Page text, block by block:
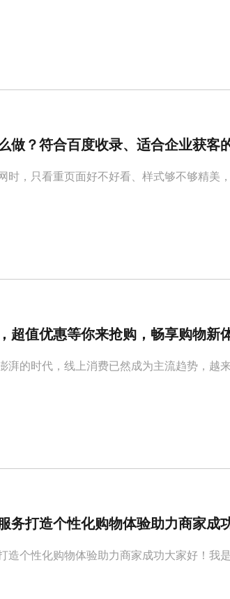
做？符合百度收录、适合企业获客
时，只看重页面好不好看、样式够不够精美
超值优惠等你来抢购，畅享购物新
湃的时代，线上消费已然成为主流趋势，越
务打造个性化购物体验助力商家成
造个性化购物体验助力商家成功大家好！我